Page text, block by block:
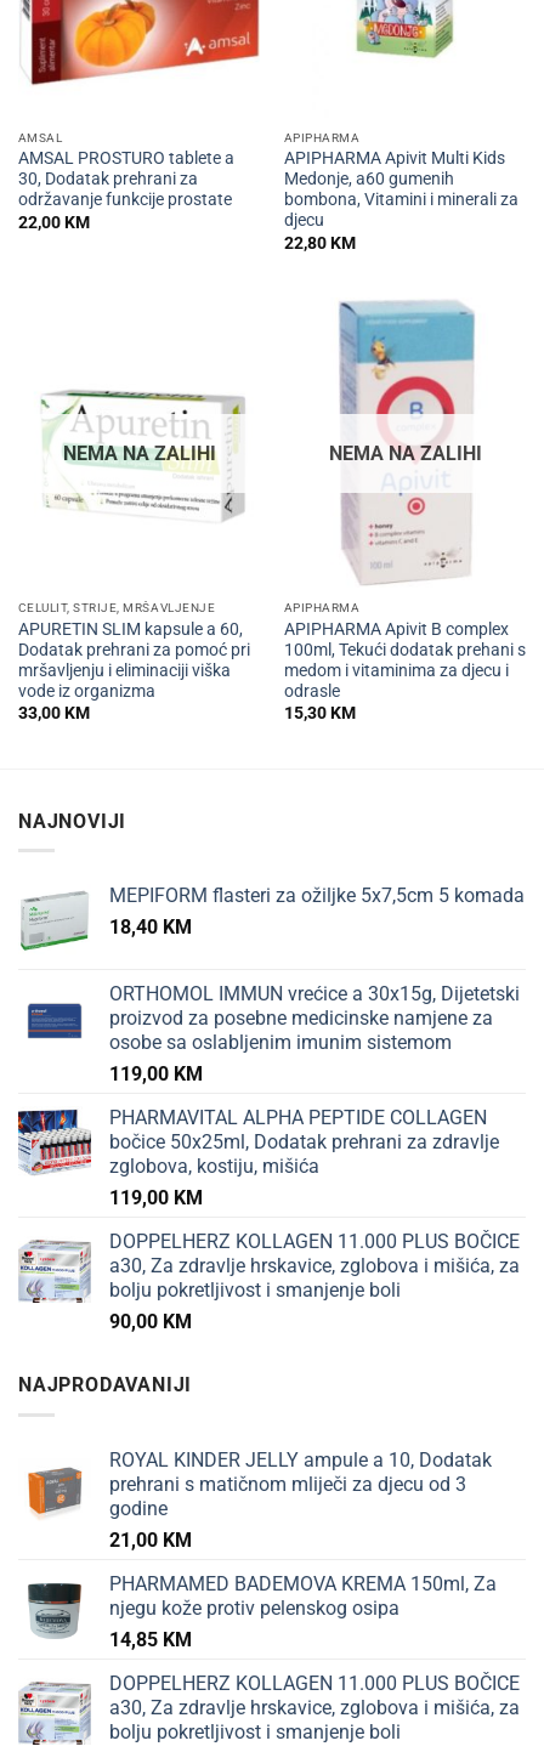
AMSAL
AMSAL PROSTURO tablete a
30, Dodatak prehrani za
održavanje funkcije prostate
22,00KM
APIPHARMA
APIPHARMA Apivit Multi Kids
Medonje, a60 gumenih
bombona, Vitamini i minerali za
djecu
22,80KM
NEMA NA ZALIHI
CELULIT, STRIJE, MRŠAVLJENJE
APURETIN SLIM kapsule a 60,
Dodatak prehrani za pomoć pri
mršavljenju i eliminaciji viška
vode iz organizma
33,00KM
NEMA NA ZALIHI
APIPHARMA
APIPHARMA Apivit B complex
100ml, Tekući dodatak prehani s
medom i vitaminima za djecu i
odrasle
15,30KM
NAJNOVIJI
MEPIFORM flasteri za ožiljke 5x7,5cm 5 komada
18,40 KM
ORTHOMOL IMMUN vrećice a 30x15g, Dijetetski
proizvod za posebne medicinske namjene za
osobe sa oslabljenim imunim sistemom
119,00 KM
PHARMAVITAL ALPHA PEPTIDE COLLAGEN
bočice 50x25ml, Dodatak prehrani za zdravlje
zglobova, kostiju, mišića
119,00 KM
DOPPELHERZ KOLLAGEN 11.000 PLUS BOČICE
a30, Za zdravlje hrskavice, zglobova i mišića, za
bolju pokretljivost i smanjenje boli
90,00 KM
NAJPRODAVANIJI
ROYAL KINDER JELLY ampule a 10, Dodatak
prehrani s matičnom mliječi za djecu od 3
godine
21,00 KM
PHARMAMED BADEMOVA KREMA 150ml, Za
njegu kože protiv pelenskog osipa
14,85 KM
DOPPELHERZ KOLLAGEN 11.000 PLUS BOČICE
a30, Za zdravlje hrskavice, zglobova i mišića, za
bolju pokretljivost i smanjenje boli